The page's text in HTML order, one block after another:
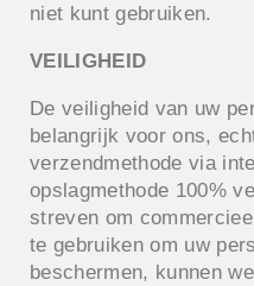
niet kunt gebruiken.
VEILIGHEID
De veiligheid van uw
belangrijk voor ons,
verzendmethode via
opslagmethode 100%
streven om
te gebruiken om uw
beschermen, kunnen